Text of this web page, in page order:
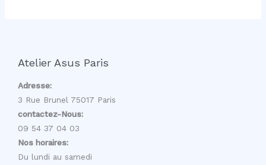
Atelier Asus Paris
Adresse:
3 Rue Brunel 75017 Paris
contactez-Nous:
09 54 37 04 03
Nos horaires:
Du lundi au samedi